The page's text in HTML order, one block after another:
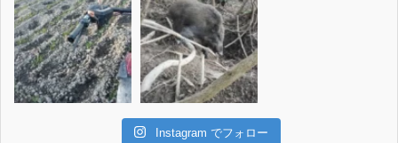
Instagram でフォロー